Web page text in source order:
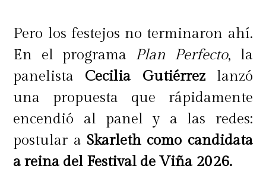
Pero los festejos no terminaron ahí.
En el programa Plan Perfecto, la
panelista Cecilia Gutiérrezlanzó
una propuesta que rápidamente
encendió al panel y a las redes:
postular a Skarleth como candidata
a reina del Festival de Viña 2026.